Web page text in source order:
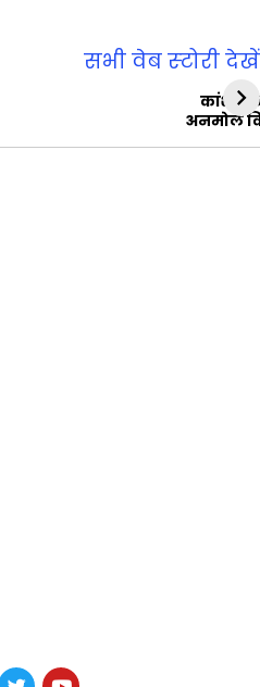
अनमोल
सभी वेब स्‍टोरी देखें